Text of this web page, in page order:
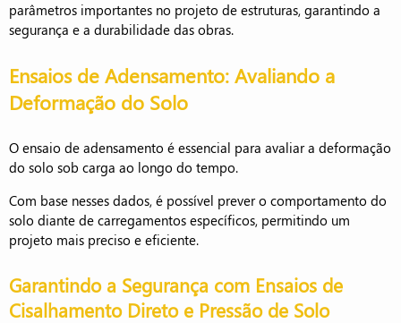
parâmetros importantes no projeto de estruturas, garantindo a
segurança e a durabilidade das obras.
Ensaios de Adensamento: Avaliando a
Deformação do Solo
O ensaio de adensamento é essencial para avaliar a deformação
do solo sob carga ao longo do tempo.
Com base nesses dados, é possível prever o comportamento do
solo diante de carregamentos específicos, permitindo um
projeto mais preciso e eficiente.
Garantindo a Segurança com Ensaios de
Cisalhamento Direto e Pressão de Solo